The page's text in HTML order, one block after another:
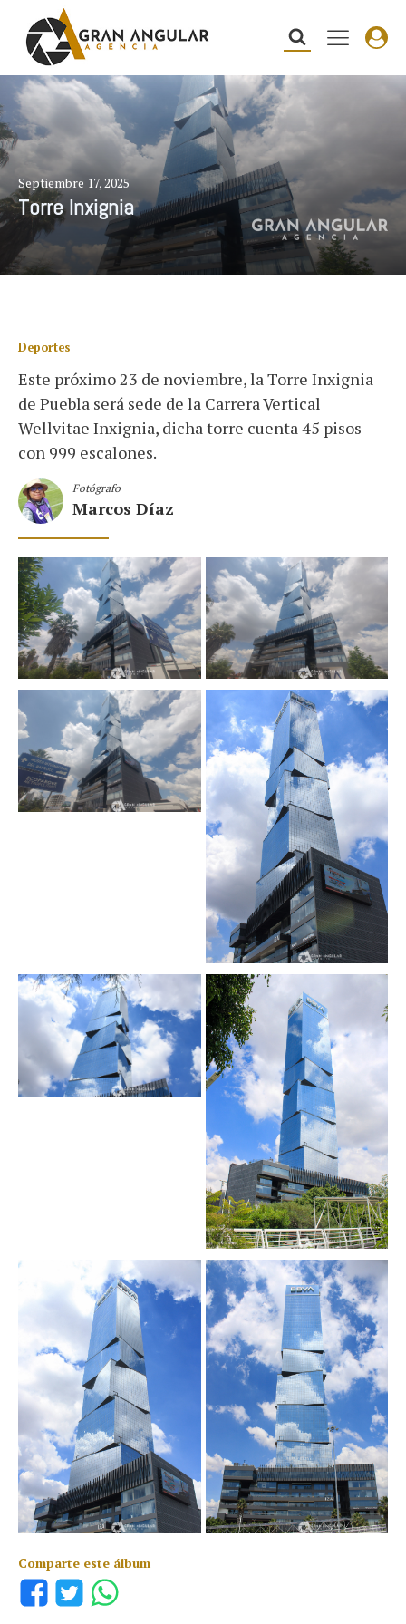
Septiembre 17, 2025
Torre Inxignia
Deportes
Este próximo 23 de noviembre, la Torre Inxignia
de Puebla será sede de la Carrera Vertical
Wellvitae Inxignia, dicha torre cuenta 45 pisos
con 999 escalones.
Fotógrafo
Marcos Díaz
Comparte este álbum